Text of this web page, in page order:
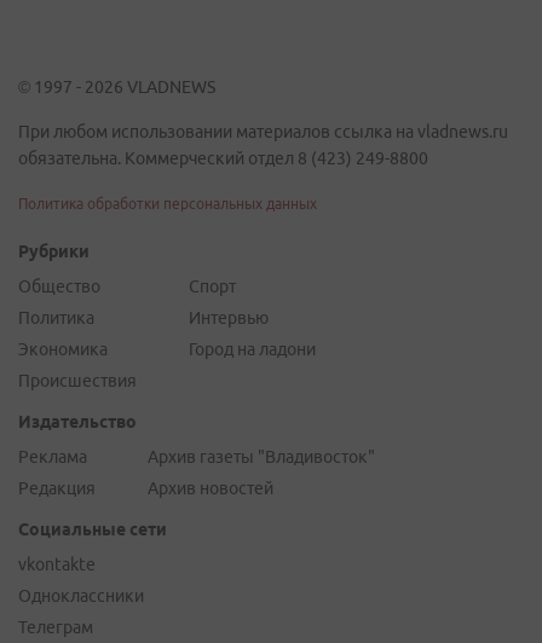
© 1997 - 2026 VLADNEWS
При любом использовании материалов ссылка на vladnews.ru
обязательна. Коммерческий отдел 8 (423) 249-8800
Политика обработки персональных данных
Рубрики
Общество
Политика
Экономика
Происшествия
Спорт
Интервью
Город на ладони
Издательство
Реклама
Редакция
Архив газеты "Владивосток"
Архив новостей
Социальные сети
vkontakte
Одноклассники
Телеграм